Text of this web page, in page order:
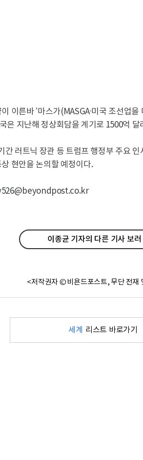
이른바 ‘마스가(MASGA·미국 조선업
은 지난해 정상회담을 계기로 1500억
간 러트닉 장관 등 트럼프 행정부 주요
현안을 논의할 예정이다.
이종균 기자의 다른 기사 보러
<저작권자 © 비욘드포스트, 무단 전재
세계 리스트 바로가기